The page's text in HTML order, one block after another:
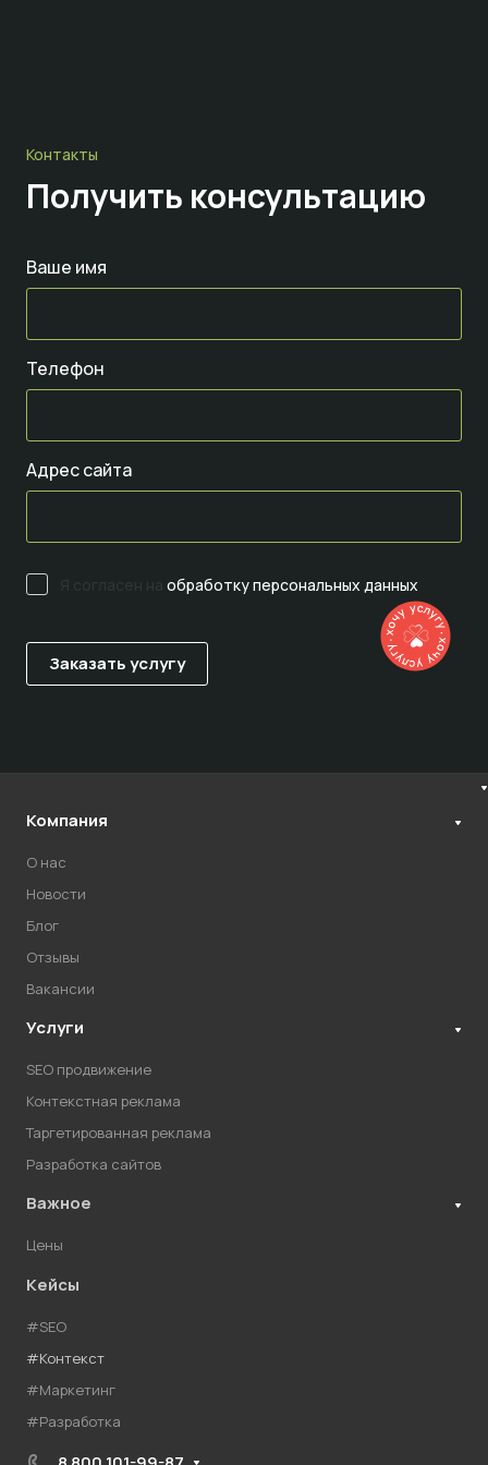
Контакты
Получить консультацию
Ваше имя
Телефон
Адрес сайта
Я согласен на обработку персональных данных
Компания
О нас
Новости
Блог
Отзывы
Вакансии
Услуги
SEO продвижение
Контекстная реклама
Таргетированная реклама
Разработка сайтов
Важное
Цены
Кейсы
#SEO
#Контекст
#Маркетинг
#Разработка